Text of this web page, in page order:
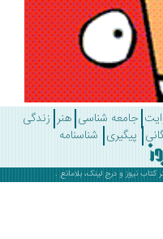
شناسی هنر زندگی
شناسنامه
و درج لینک، بلامانع .